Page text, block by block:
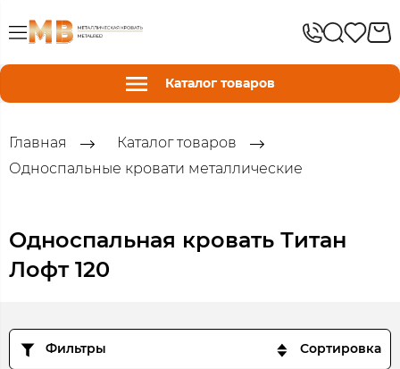
Каталог товаров
Главная
Каталог товаров
Односпальные кровати металлические
Односпальная кровать Титан
Лофт 120
Фильтры Сортировка